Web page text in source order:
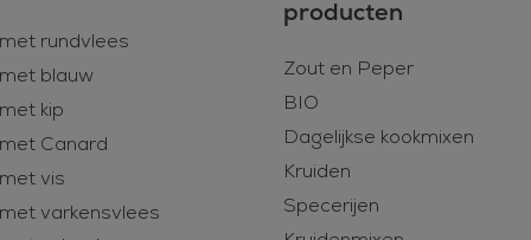
rundvlees
blauw
kip
Canard
vis
varkensvlees
producten
Zout en Peper
BIO
Dagelijkse kookmixen
Kruiden
Specerijen